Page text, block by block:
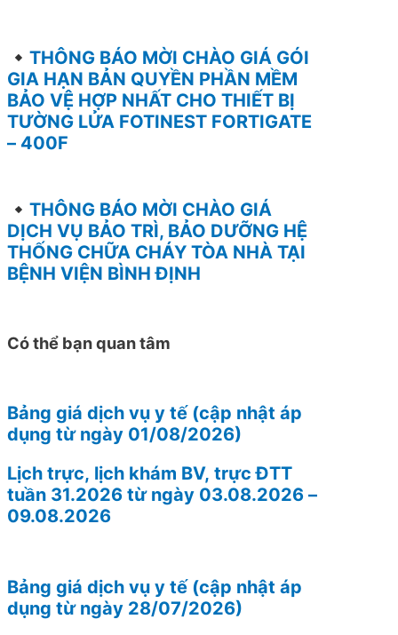
THÔNG BÁO MỜI CHÀO GIÁ GÓI
GIA HẠN BẢN QUYỀN PHẦN MỀM
BẢO VỆ HỢP NHẤT CHO THIẾT BỊ
TƯỜNG LỬA FOTINEST FORTIGATE
– 400F
THÔNG BÁO MỜI CHÀO GIÁ
DỊCH VỤ BẢO TRÌ, BẢO DƯỠNG HỆ
THỐNG CHỮA CHÁY TÒA NHÀ TẠI
BỆNH VIỆN BÌNH ĐỊNH
Có thể bạn quan tâm
Bảng giá dịch vụ y tế (cập nhật áp
dụng từ ngày 01/08/2026)
Lịch trực, lịch khám BV, trực ĐTT
tuần 31.2026 từ ngày 03.08.2026 –
09.08.2026
Bảng giá dịch vụ y tế (cập nhật áp
dụng từ ngày 28/07/2026)